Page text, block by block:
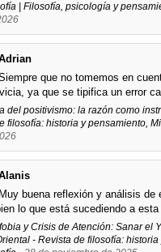
| Filosofía, psicología y
que no tomemos en
ya que se tipifica un error
del positivismo: la razón como
filosofía: historia y pensamiento,
Muy buena reflexión y análisis de
lo que está sucediendo a esta
y Crisis de Atención: Sanar el
- Revista de filosofía: